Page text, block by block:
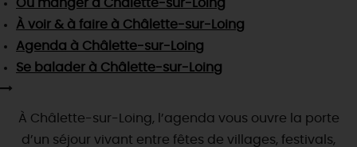
TOUTES LES ACTIVITÉS
Visitesgourmandesetcréatives
Vins etvignobles
Chic,une aire de pique-nique
Par ici lesguinguettes
La Route desMétiers d'Art
Des vacances auprès des animaux 🐎
(re)Découvrir les coulisses de la Faïencerie de
Gien !
Une saison de festivals 🎉
SE REPÉRER,SE DÉPLACER
INFOS & SERVICES
Où manger à Châlette-sur-Loing
À voir & à faire à Châlette-sur-Loing
Agenda à Châlette-sur-Loing
Se balader à Châlette-sur-Loing
À Châlette-sur-Loing, l’agenda vous ouvre la porte
d’un séjour vivant entre fêtes de villages, festivals,